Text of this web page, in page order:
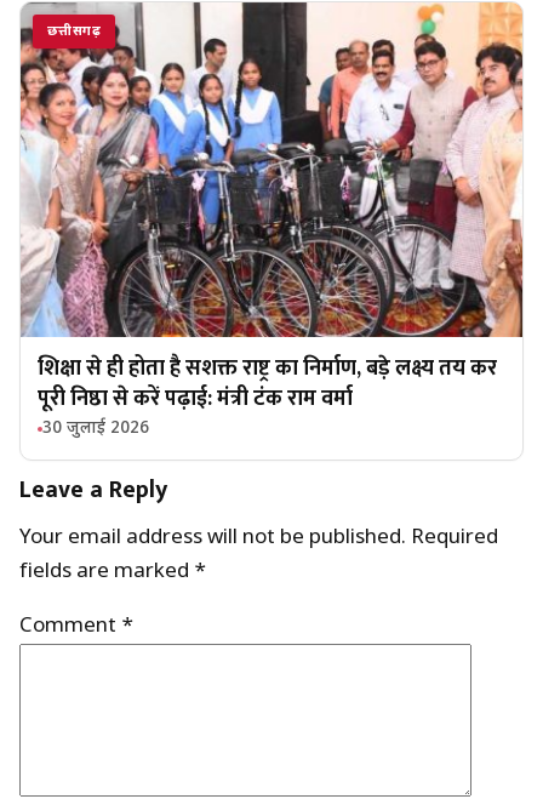
छत्तीसगढ़
शिक्षा से ही होता है सशक्त राष्ट्र का निर्माण, बड़े लक्ष्य तय कर
पूरी निष्ठा से करें पढ़ाई: मंत्री टंक राम वर्मा
30 जुलाई 2026
Leave a Reply
Your email address will not be published. Required
fields are marked *
Comment *